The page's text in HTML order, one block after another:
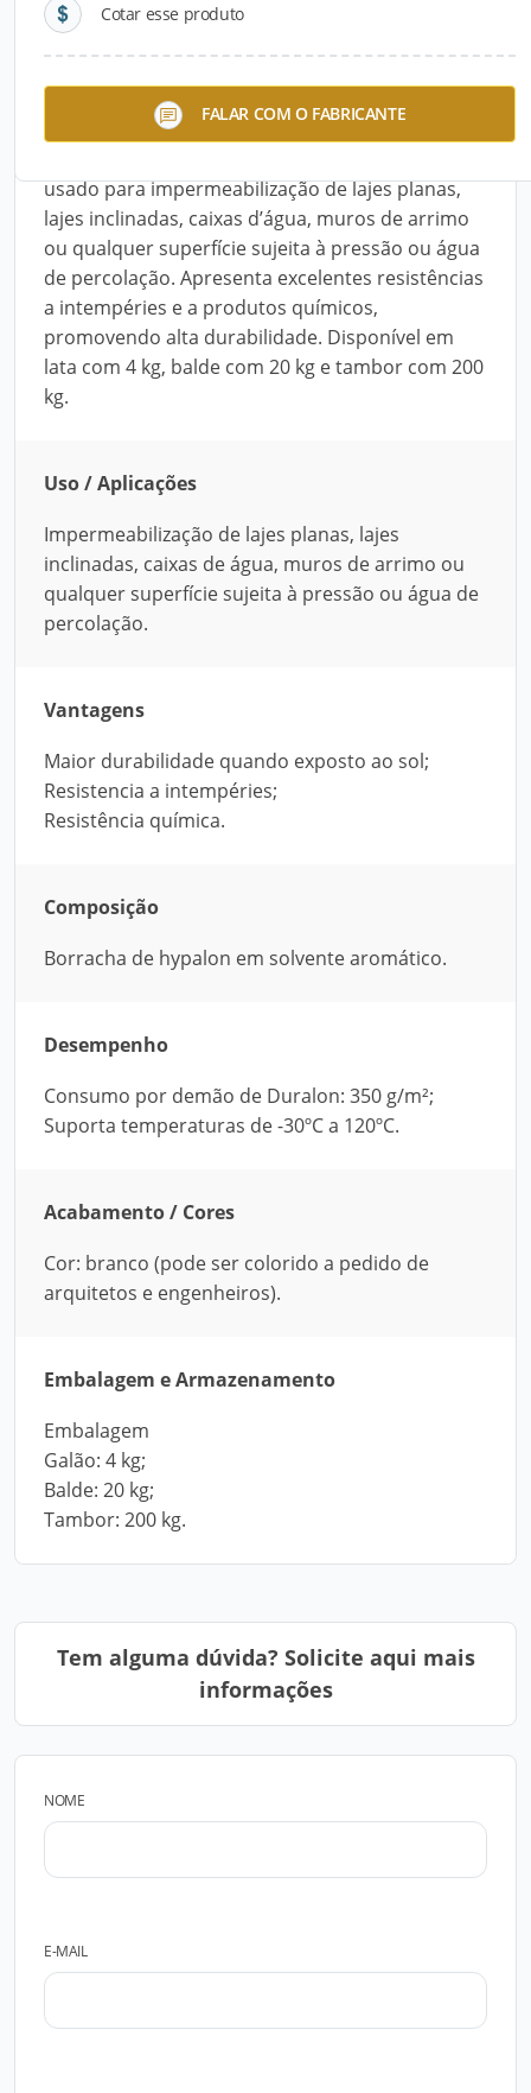
Cotar esse produto
FALAR COM O FABRICANTE
Descrição do Produto
O Duralon (B13), da Wolf Hacker, é um
elastômetro à base de borracha sintética
usado para impermeabilização de lajes planas,
lajes inclinadas, caixas d’água, muros de arrimo
ou qualquer superfície sujeita à pressão ou água
de percolação. Apresenta excelentes resistências
a intempéries e a produtos químicos,
promovendo alta durabilidade. Disponível em
lata com 4 kg, balde com 20 kg e tambor com 200
kg.
Uso / Aplicações
Impermeabilização de lajes planas, lajes
inclinadas, caixas de água, muros de arrimo ou
qualquer superfície sujeita à pressão ou água de
percolação.
Vantagens
Maior durabilidade quando exposto ao sol;
Resistencia a intempéries;
Resistência química.
Composição
Borracha de hypalon em solvente aromático.
Desempenho
Consumo por demão de Duralon: 350 g/m²;
Suporta temperaturas de -30ºC a 120ºC.
Acabamento / Cores
Cor: branco (pode ser colorido a pedido de
arquitetos e engenheiros).
Embalagem e Armazenamento
Embalagem
Galão: 4 kg;
Balde: 20 kg;
Tambor: 200 kg.
Tem alguma dúvida? Solicite aqui mais
informações
NOME
E-MAIL